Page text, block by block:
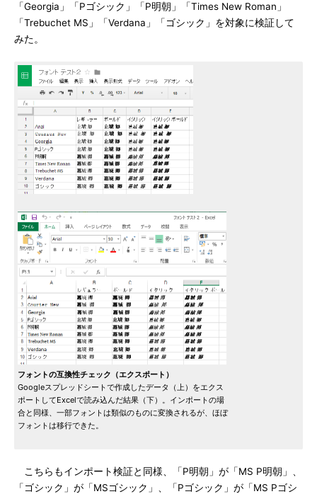
「Georgia」「Pゴシック」「P明朝」「Times New Roman」
「Trebuchet MS」「Verdana」「ゴシック」を対象に検証して
みた。
フォントの互換性チェック（エクスポート）
Googleスプレッドシートで作成したデータ（上）をエクス
ポートしてExcelで読み込んだ結果（下）。インポートの場
合と同様、一部フォントは類似のものに変換されるが、ほぼ
フォントは移行できた。
こちらもインポート検証と同様、「P明朝」が「MS P明朝」、
「ゴシック」が「MSゴシック」、「Pゴシック」が「MS Pゴシ